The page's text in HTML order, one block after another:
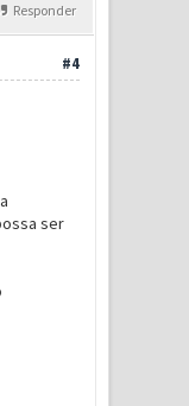
Responder
#4
ser